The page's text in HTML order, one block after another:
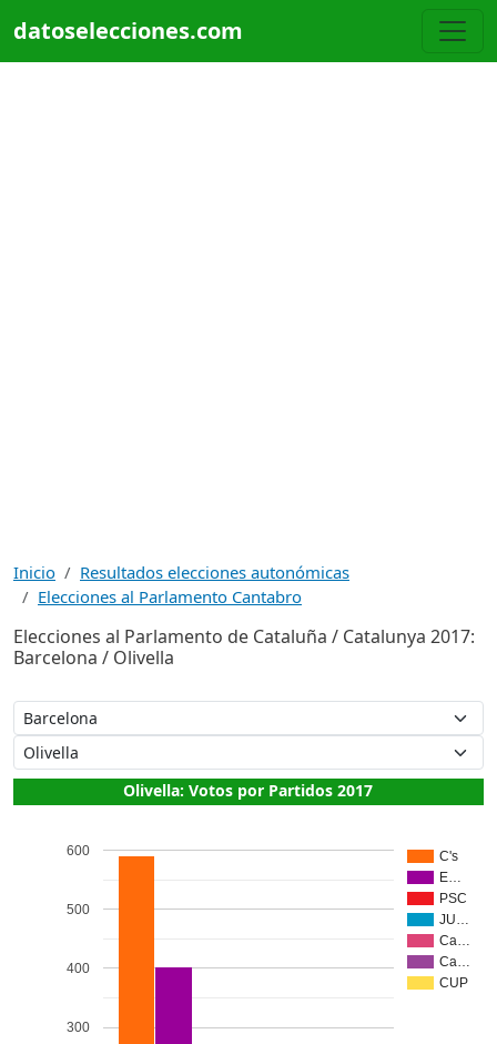
datoselecciones.com
Inicio
Resultados elecciones autonómicas
Elecciones al Parlamento Cantabro
Elecciones al Parlamento de Cataluña / Catalunya 2017:
Barcelona / Olivella
Olivella: Votos por Partidos 2017
C's
E…
PSC
JU…
Ca…
Ca…
CUP
300
400
500
600